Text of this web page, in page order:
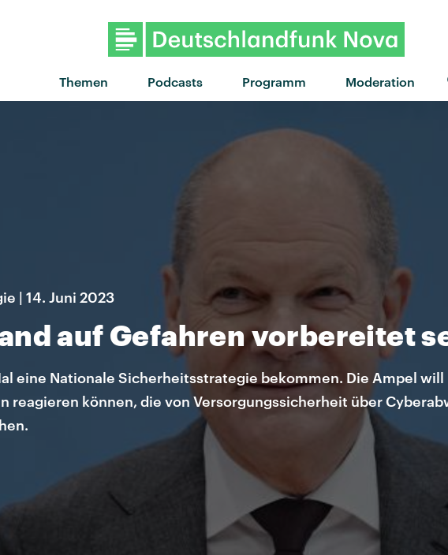
Themen Podcasts Programm Moderation
| 14. Juni 2023
auf Gefahren vorbereitet
eine Nationale Sicherheitsstrategie bekommen. Die Ampel
reagieren können, die von Versorgungssicherheit über